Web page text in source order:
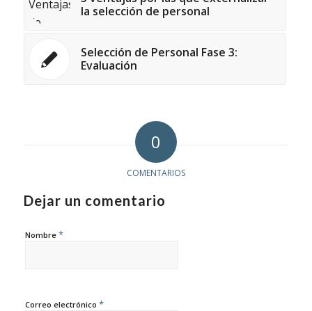
la selección de personal
Selección de Personal Fase 3:
Evaluación
0
COMENTARIOS
Dejar un comentario
Nombre *
Correo electrónico *